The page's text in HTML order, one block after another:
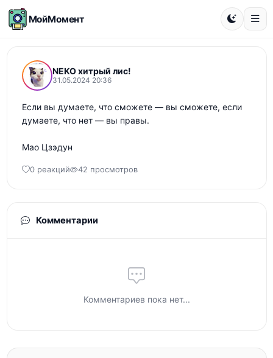
МойМомент
NEKO хитрый лис!
31.05.2024 20:36
Если вы думаете, что сможете — вы сможете, если
думаете, что нет — вы правы.
Мао Цзэдун
0 реакций 42 просмотров
Комментарии
Комментариев пока нет...